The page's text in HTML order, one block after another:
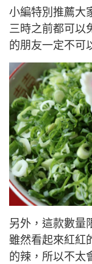
小編特別推薦大
三時之前都可以
的朋友一定不可
另外，這款數量
雖然看起來紅紅
的辣，所以不太